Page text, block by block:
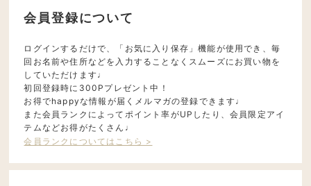
会員登録について
ログインするだけで、「お気に入り保存」機能が使用でき、毎
回お名前や住所などを入力することなくスムーズにお買い物を
していただけます♩
初回登録時に300Pプレゼント中！
お得でhappyな情報が届くメルマガの登録できます♩
また会員ランクによってポイント率がUPしたり、会員限定アイ
テムなどお得がたくさん♩
会員ランクについてはこちら >